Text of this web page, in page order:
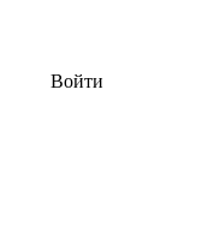
Войти